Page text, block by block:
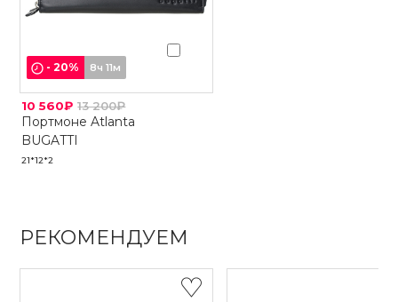
-20% 8ч 11м
10 560₽ 13 200₽
Портмоне Atlanta
BUGATTI
21*12*2
РЕКОМЕНДУЕМ